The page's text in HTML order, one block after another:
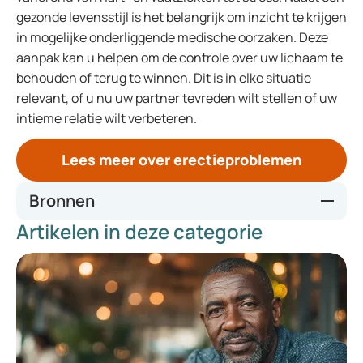
gezonde levensstijl is het belangrijk om inzicht te krijgen
in mogelijke onderliggende medische oorzaken. Deze
aanpak kan u helpen om de controle over uw lichaam te
behouden of terug te winnen. Dit is in elke situatie
relevant, of u nu uw partner tevreden wilt stellen of uw
intieme relatie wilt verbeteren.
Lees meer over erectieproblemen
Bronnen
Association of Diet With Erectile Dysfunction Among Men
in the Health Professionals Follow-up Study | Urology |
JAMA Network Open | JAMA Network
Plant-Based Diet and Erectile Dysfunction: A Narrative
Review - ScienceDirect
Natural Remedies for Erectile Dysfunction (ED)
Endothelial Dysfunction, Erectile Deficit and
Artikelen in deze categorie